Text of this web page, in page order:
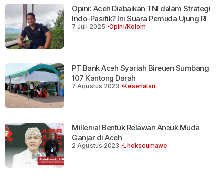
Opini: Aceh Diabaikan TNI dalam Strategi
Indo-Pasifik? Ini Suara Pemuda Ujung RI
7 Juli 2025 Opini/Kolom
PT Bank Aceh Syariah Bireuen Sumbang
107 Kantong Darah
7 Agustus 2023 Kesehatan
Millenial Bentuk Relawan Aneuk Muda
Ganjar di Aceh
2 Agustus 2023 Lhokseumawe